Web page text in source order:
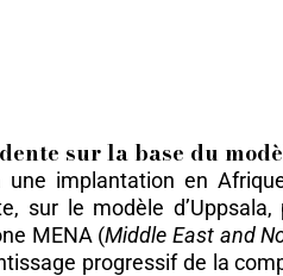
sur la base du
une implantation en
sur le modèle
MENA (Middle East and
progressif de la